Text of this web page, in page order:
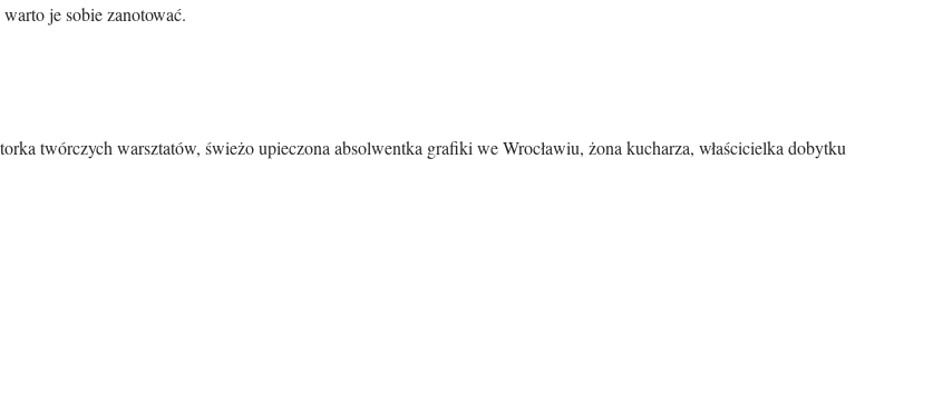
je sobie zanotować.
twórczych warsztatów, świeżo upieczona absolwentka grafiki we Wrocławiu, żona kucharza, właścicielka dobytku